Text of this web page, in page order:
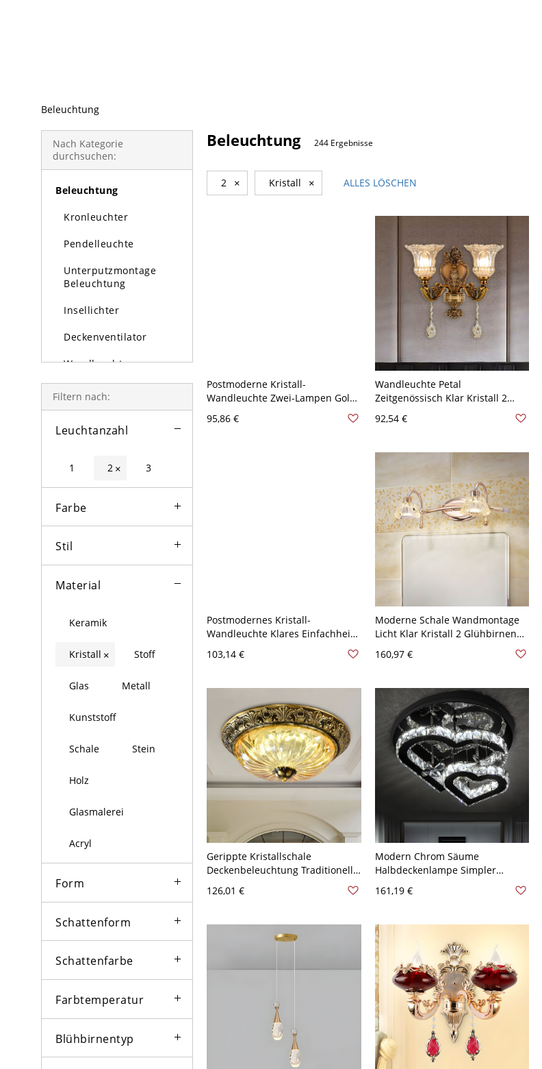
Beleuchtung
Nach Kategorie
durchsuchen:
Beleuchtung
Kronleuchter
Pendelleuchte
Unterputzmontage
Beleuchtung
Insellichter
Deckenventilator
Wandleuchten
Tischlampe und
Stehlampe
Außenleuchten
Filtern nach:
Leuchtanzahl
1 2 × 3
Farbe
Stil
Material
Keramik
Kristall × Stoff
Glas Metall
Kunststoff
Schale Stein
Holz
Glasmalerei
Acryl
Form
Schattenform
Schattenfarbe
Farbtemperatur
Blühbirnentyp
Beleuchtung 244 Ergebnisse
2 × Kristall × ALLES LÖSCHEN
Postmoderne Kristall-
Wandleuchte Zwei-Lampen Gold
Wohnzimmer - 110V-120V
95,86 €
Wandleuchte Petal
Zeitgenössisch Klar Kristall 2
Wandmontierte Lampe mit
92,54 €
Postmodernes Kristall-
Wandleuchte Klares Einfachheit-
Licht für Schlafzimmer - Golden
110V-120V 54,61 cm
103,14 €
Moderne Schale Wandmontage
Licht Klar Kristall 2 Glühbirnen
Waschtischbeleuchtung in
160,97 €
Gerippte Kristallschale
Deckenbeleuchtung Traditionelle
Flush Mount Fixture in Messing
126,01 €
Modern Chrom Säume
Halbdeckenlampe Simpler
Design Herze Kristallblöcke LED
2-Licht Deckenleuchte - Silber
161,19 €